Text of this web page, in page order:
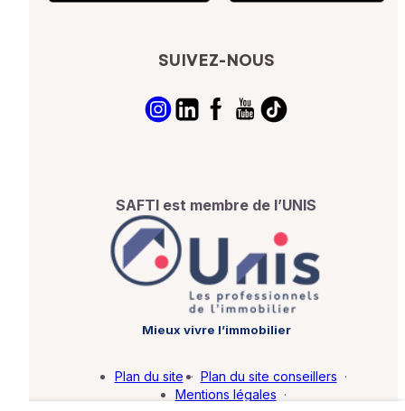
SUIVEZ-NOUS
SAFTI est membre de l’UNIS
Mieux vivre l’immobilier
Plan du site · Plan du site conseillers ·
Mentions légales ·